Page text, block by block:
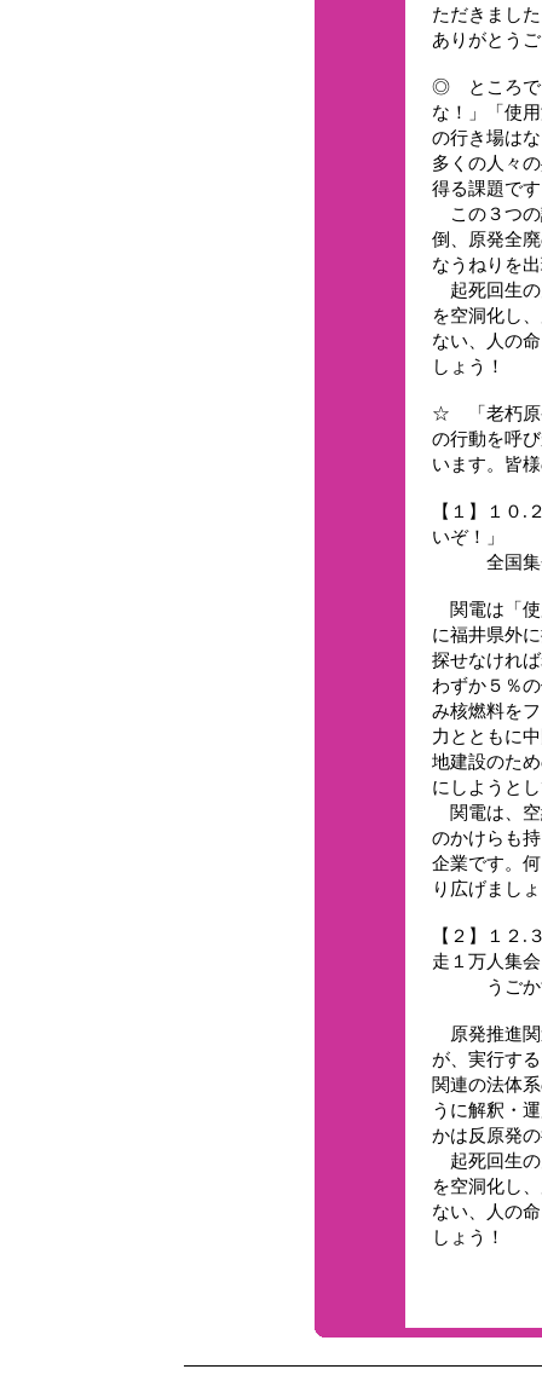
ただきまし
ありがとう
◎ ところで
な！」「使
の行き場は
多くの人々
得る課題で
この３つの
倒、原発全
なうねりを
起死回生の
を空洞化し
ない、人の
しょう！
☆ 「老朽原
の行動を呼
います。皆
【１】１０.
いぞ！」
全国集会
関電は「使
に福井県外
探せなけれ
わずか５％
み核燃料を
力とともに
地建設のた
にしようと
関電は、空
のかけらも
企業です。
り広げまし
【２】１２.
走１万人集
うごかす
原発推進関
が、実行す
関連の法体
うに解釈・
かは反原発
起死回生の
を空洞化し
ない、人の
しょう！